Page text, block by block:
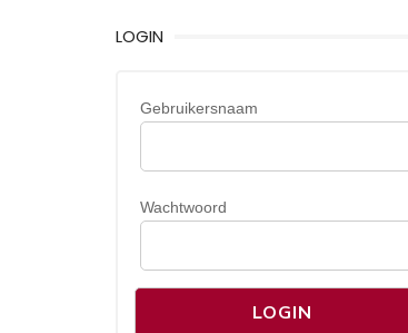
LOGIN
Gebruikersnaam
Wachtwoord